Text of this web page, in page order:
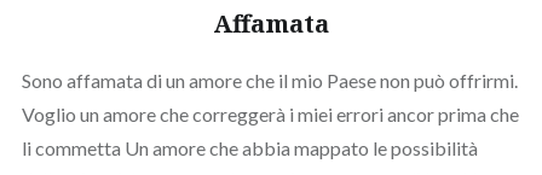
Affamata
Sono affamata di un amore che il mio Paese non può offrirmi.
Voglio un amore che correggerà i miei errori ancor prima che
li commetta Un amore che abbia mappato le possibilità